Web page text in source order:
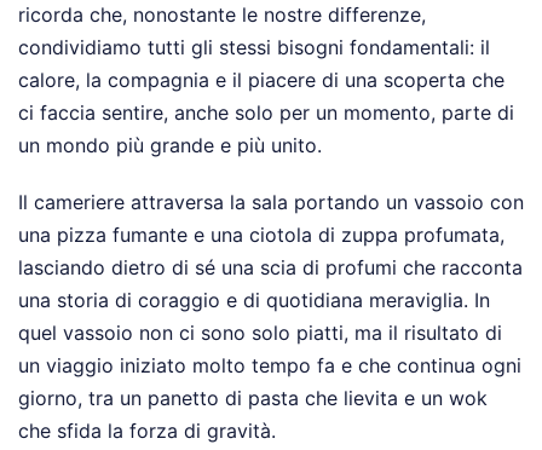
ricorda che, nonostante le nostre differenze,
condividiamo tutti gli stessi bisogni fondamentali: il
calore, la compagnia e il piacere di una scoperta che
ci faccia sentire, anche solo per un momento, parte di
un mondo più grande e più unito.
Il cameriere attraversa la sala portando un vassoio con
una pizza fumante e una ciotola di zuppa profumata,
lasciando dietro di sé una scia di profumi che racconta
una storia di coraggio e di quotidiana meraviglia. In
quel vassoio non ci sono solo piatti, ma il risultato di
un viaggio iniziato molto tempo fa e che continua ogni
giorno, tra un panetto di pasta che lievita e un wok
che sfida la forza di gravità.